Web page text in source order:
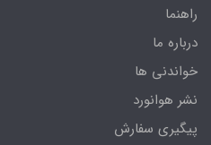
راهنما
درباره ما
خواندنی ها
نشر هوانورد
پیگیری سفارش